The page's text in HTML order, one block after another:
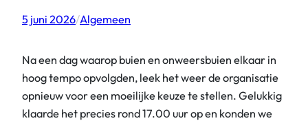
5 juni 2026/Algemeen
Na een dag waarop buien en onweersbuien elkaar in
hoog tempo opvolgden, leek het weer de organisatie
opnieuw voor een moeilijke keuze te stellen. Gelukkig
klaarde het precies rond 17.00 uur op en konden we